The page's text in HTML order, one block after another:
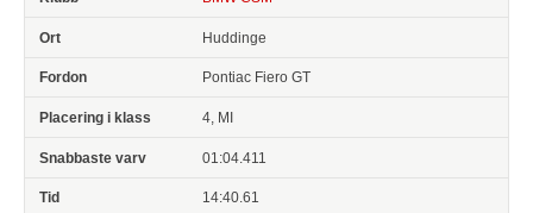
Huddinge
Pontiac Fiero GT
4, MI
01:04.411
14:40.61